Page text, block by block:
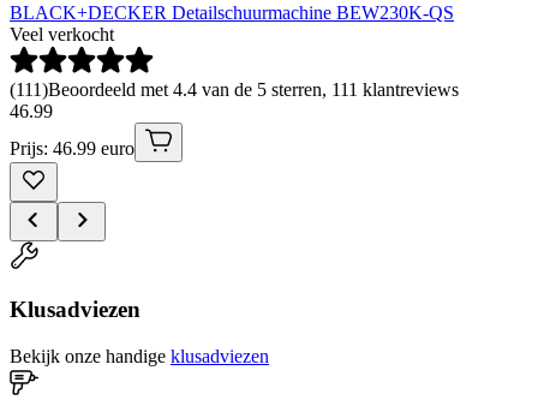
BLACK+DECKER Detailschuurmachine BEW230K-QS
Veel verkocht
(111)Beoordeeld met 4.4 van de 5 sterren, 111 klantreviews
46.99
Prijs: 46.99 euro
Klusadviezen
Bekijk onze handige klusadviezen